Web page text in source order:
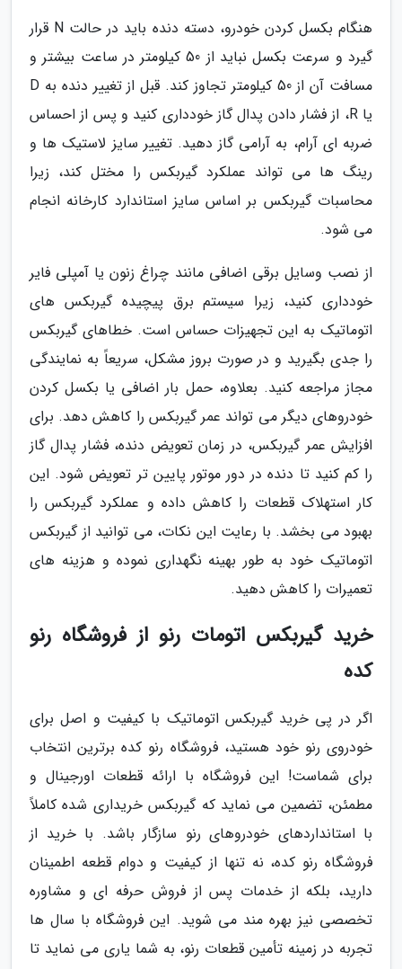
هنگام بکسل کردن خودرو، دسته دنده باید در حالت N قرار
گیرد و سرعت بکسل نباید از 50 کیلومتر در ساعت بیشتر و
مسافت آن از 50 کیلومتر تجاوز کند. قبل از تغییر دنده به D
یا R، از فشار دادن پدال گاز خودداری کنید و پس از احساس
ضربه ای آرام، به آرامی گاز دهید. تغییر سایز لاستیک ها و
رینگ ها می تواند عملکرد گیربکس را مختل کند، زیرا
محاسبات گیربکس بر اساس سایز استاندارد کارخانه انجام
می شود.
از نصب وسایل برقی اضافی مانند چراغ زنون یا آمپلی فایر
خودداری کنید، زیرا سیستم برق پیچیده گیربکس های
اتوماتیک به این تجهیزات حساس است. خطاهای گیربکس
را جدی بگیرید و در صورت بروز مشکل، سریعاً به نمایندگی
مجاز مراجعه کنید. بعلاوه، حمل بار اضافی یا بکسل کردن
خودروهای دیگر می تواند عمر گیربکس را کاهش دهد. برای
افزایش عمر گیربکس، در زمان تعویض دنده، فشار پدال گاز
را کم کنید تا دنده در دور موتور پایین تر تعویض شود. این
کار استهلاک قطعات را کاهش داده و عملکرد گیربکس را
بهبود می بخشد. با رعایت این نکات، می توانید از گیربکس
اتوماتیک خود به طور بهینه نگهداری نموده و هزینه های
تعمیرات را کاهش دهید.
خرید گیربکس اتومات رنو از فروشگاه رنو
کده
اگر در پی خرید گیربکس اتوماتیک با کیفیت و اصل برای
خودروی رنو خود هستید، فروشگاه رنو کده برترین انتخاب
برای شماست! این فروشگاه با ارائه قطعات اورجینال و
مطمئن، تضمین می نماید که گیربکس خریداری شده کاملاً
با استانداردهای خودروهای رنو سازگار باشد. با خرید از
فروشگاه رنو کده، نه تنها از کیفیت و دوام قطعه اطمینان
دارید، بلکه از خدمات پس از فروش حرفه ای و مشاوره
تخصصی نیز بهره مند می شوید. این فروشگاه با سال ها
تجربه در زمینه تأمین قطعات رنو، به شما یاری می نماید تا